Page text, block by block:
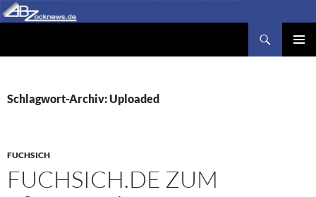
Zum
Inhalt
Schlagwort-Archiv: Uploaded
FUCHSICH
FUCHSICH.DE ZUM